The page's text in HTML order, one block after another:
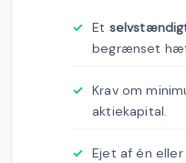
Et
begrænset
Krav om
aktiekapital.
Ejet af én